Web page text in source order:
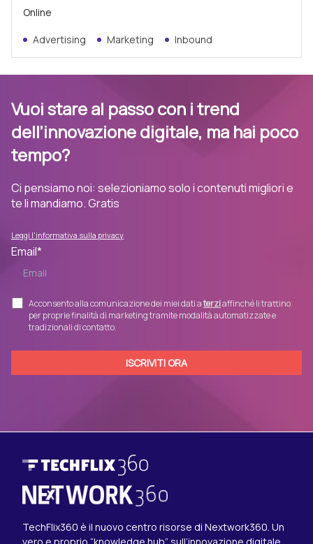
Online
Advertising Marketing Inbound
Vuoi stare al passo con i trend
dell’innovazione digitale, ma hai poco
tempo?
Ci pensiamo noi: selezioniamo solo i contenuti migliori e
te li mandiamo. Gratis
Leggi l'informativa sulla privacy
Email*
Acconsento alla comunicazione dei miei dati aterziaffinché li trattino
per proprie finalità di marketing tramite modalità automatizzate e
tradizionali di contatto.
TechFlix360 è il nuovo centro risorse di Nextwork360. Un